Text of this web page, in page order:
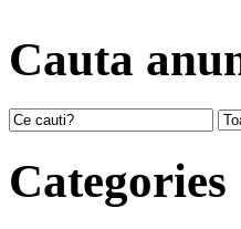
Cauta
Categories